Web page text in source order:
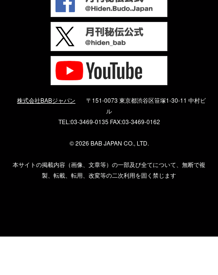
株式会社BABジャパン
〒151-0073 東京都渋谷区笹塚1-30-11 中村ビ
ル
TEL:03-3469-0135 FAX:03-3469-0162
©2026 BAB JAPAN CO., LTD.
本サイトの掲載内容（画像、文章等）の一部及び全てについて、無断で複
製、転載、転用、改変等の二次利用を固く禁じます